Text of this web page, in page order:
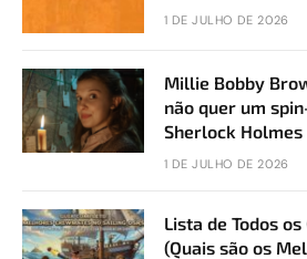
1 DE JULHO DE 2026
Millie Bobby
não quer um
Sherlock Holmes
1 DE JULHO DE 2026
Lista de Todos
(Quais são os